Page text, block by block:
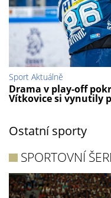
Sport Aktuálně
Drama v play-off
Vítkovice si vynutily
Ostatní sporty
SPORTOVNÍ